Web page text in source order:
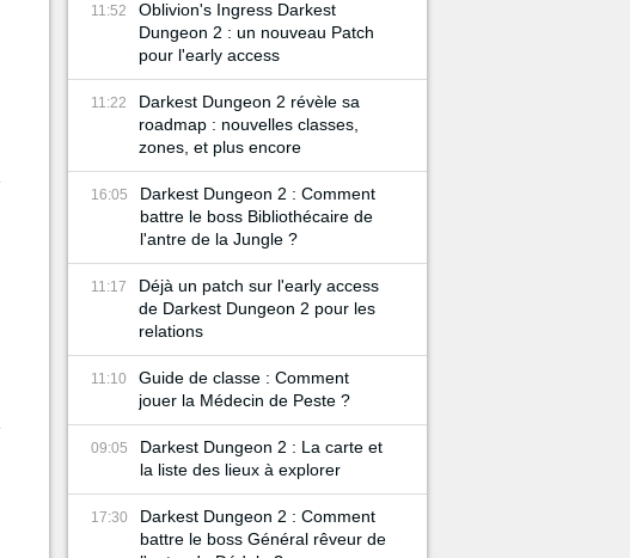
11:52
Oblivion's Ingress Darkest
Dungeon 2 : un nouveau Patch
pour l'early access
11:22
Darkest Dungeon 2 révèle sa
roadmap : nouvelles classes,
zones, et plus encore
16:05
Darkest Dungeon 2 : Comment
battre le boss Bibliothécaire de
l'antre de la Jungle ?
11:17
Déjà un patch sur l'early access
de Darkest Dungeon 2 pour les
relations
11:10
Guide de classe : Comment
jouer la Médecin de Peste ?
09:05
Darkest Dungeon 2 : La carte et
la liste des lieux à explorer
17:30
Darkest Dungeon 2 : Comment
battre le boss Général rêveur de